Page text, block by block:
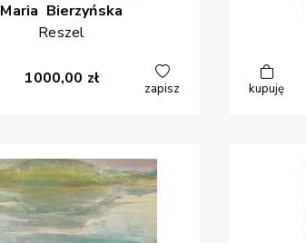
Maria Bierzyńska
Reszel
1000,00 zł
zapisz kupuję